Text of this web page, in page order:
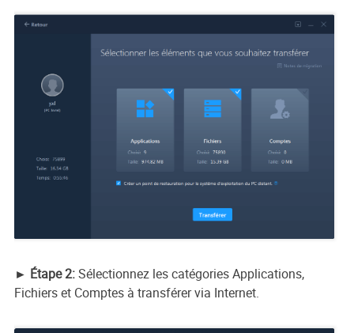
► Étape 2:Sélectionnez les catégories Applications,
Fichiers et Comptes à transférer via Internet.